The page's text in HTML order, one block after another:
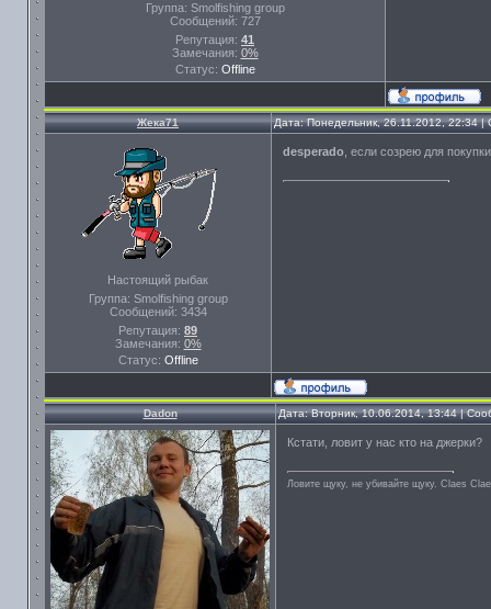
Группа: Smolfishing group
Сообщений: 727
Репутация: 41
Замечания: 0%
Статус: Offline
Жека71 Дата: Понедельник, 26.11.2012, 22:34
Настоящий рыбак
Группа: Smolfishing group
Сообщений: 3434
Репутация: 89
Замечания: 0%
Статус: Offline
desperado , если созрею для
Dadon Дата: Вторник, 10.06.2014, 13:44 |
Кстати, ловит у нас кто на джерки?
Ловите щуку, не убивайте щуку. Сlaes